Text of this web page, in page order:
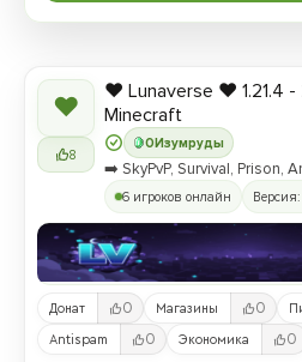
❤
8
0Изумруды
❤️ Lunaverse ❤️ 1.21.4 -
Minecraft
➡️ SkyPvP, Survival, Prison,
6 игроков онлайн Версия:
Донат 0 Магазины 0
Antispam 0 Экономика 0